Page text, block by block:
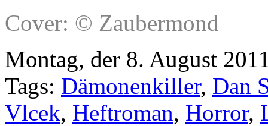
Cover: © Zaubermond
Montag, der 8. August
Tags: Dämonenkiller, Dan
Vlcek, Heftroman, Horror,